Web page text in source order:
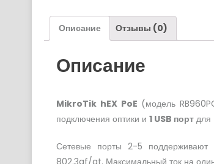
Описание Отзывы (0)
Описание
MikroTik hEX PoE (модель
подключения оптики и 1 USB порт для
Сетевые порты 2-5 поддерживают